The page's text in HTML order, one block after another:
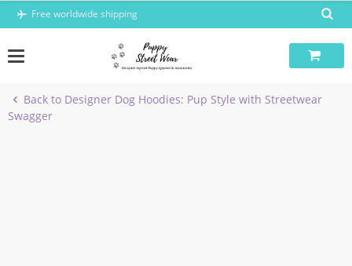
Skip
Free worldwide shipping
Back to Designer Dog Hoodies: Pup Style with Streetwear
Swagger